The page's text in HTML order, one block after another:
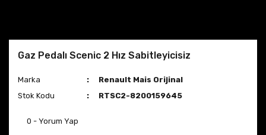
Gaz Pedalı Scenic 2 Hız Sabitleyicisiz
Marka
Renault Mais Orijinal
Stok Kodu
RTSC2-8200159645
0 - Yorum Yap